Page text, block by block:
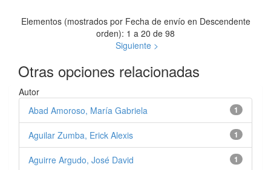
Elementos (mostrados por Fecha de envío en Descendente
orden): 1 a 20 de 98
Siguiente >
Otras opciones relacionadas
Autor
1
Abad Amoroso, María Gabriela
1
Aguilar Zumba, Erick Alexis
1
Aguirre Argudo, José David